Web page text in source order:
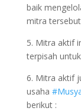
baik
mitra
5. Mitra aktif
terpisah
6. Mitra aktif
usaha
berikut :